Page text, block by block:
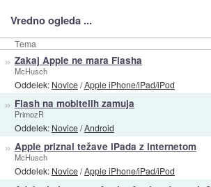
Vredno ogleda ...
Tema
» Zakaj Apple ne mara Flasha
McHusch
Oddelek: Novice/Apple iPhone/iPad/iPod
» Flash na mobitelih zamuja
PrimozR
Oddelek: Novice/Android
» Apple priznal težave iPada z internetom
McHusch
Oddelek: Novice/Apple iPhone/iPad/iPod